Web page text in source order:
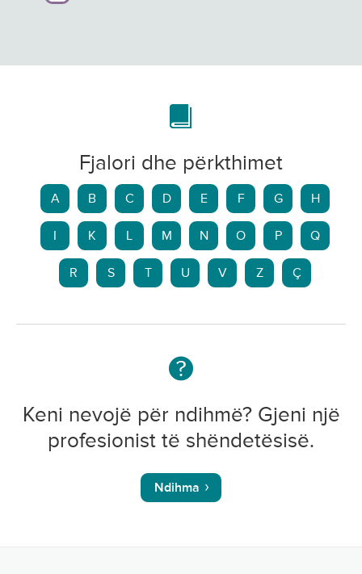
Fjalori dhe përkthimet
A B C D E F G H
K L M N O P Q
R S T U V Z Ç
Keni nevojë për ndihmë? Gjeni një
profesionist të shëndetësisë.
Ndihma